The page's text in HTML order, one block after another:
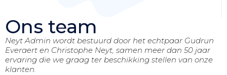
Ons team
Neyt Admin wordt bestuurd door het echtpaar Gudrun
Everaert en Christophe Neyt, samen meer dan 50 jaar
ervaring die we graag ter beschikking stellen van onze
klanten.